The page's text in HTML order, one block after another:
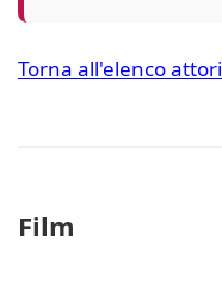
Torna all'elenco attori
Film